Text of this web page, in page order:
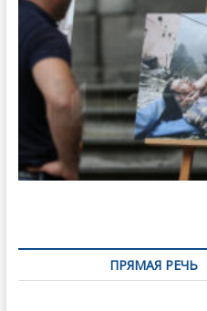
ПРЯМАЯ РЕЧЬ